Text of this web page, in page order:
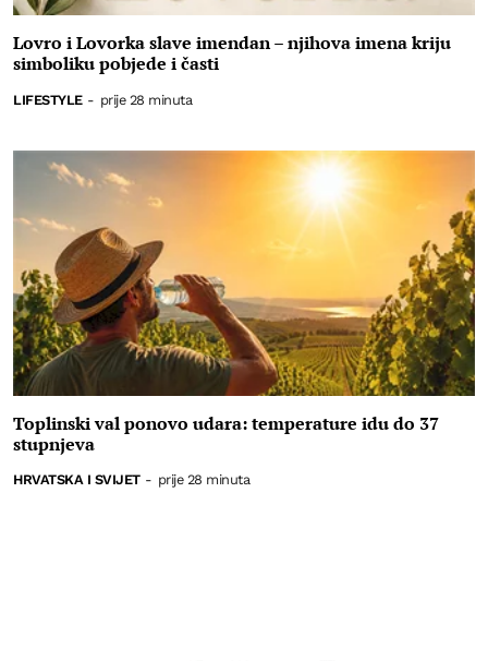
Lovro i Lovorka slave imendan – njihova imena kriju
simboliku pobjede i časti
LIFESTYLE - prije 28 minuta
Toplinski val ponovo udara: temperature idu do 37
stupnjeva
HRVATSKA I SVIJET - prije 28 minuta